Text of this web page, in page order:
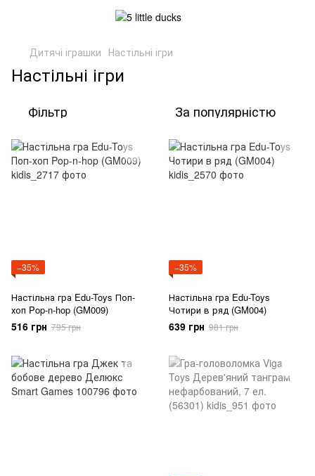
Дитячі іграшки Настільні ігри
Настільні ігри
Фільтр За популярністю
−35%
Настільна гра Edu-Toys Поп-
хоп Pop-n-hop (GM009)
516 грн 795 грн
−35%
Настільна гра Edu-Toys
Чотири в ряд (GM004)
639 грн 981 грн